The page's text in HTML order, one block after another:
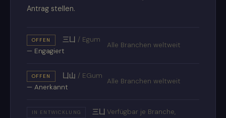
Antrag stellen.
OFFEN 三凵 / Egum
— Engagiert
Alle Branchen weltweit
OFFEN 凵山 / EGum
— Anerkannt
Alle Branchen weltweit
IN ENTWICKLUNG
三凵 Verfügbar je Branche,